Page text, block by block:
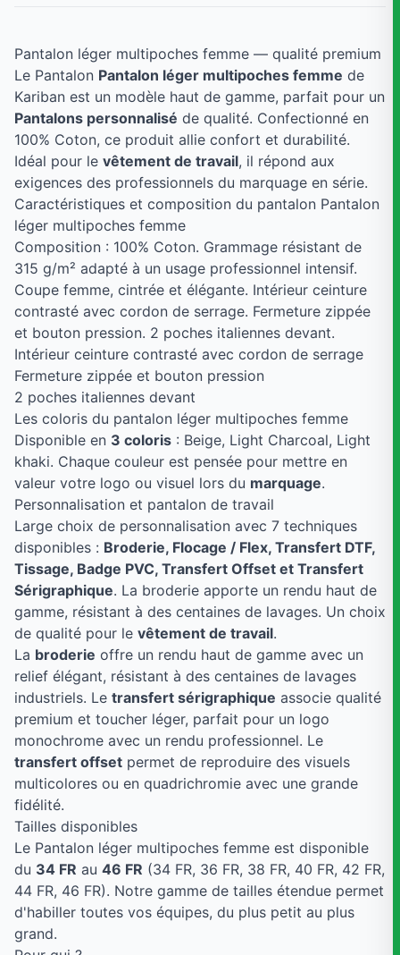
Pantalon léger multipoches femme — qualité premium
Le Pantalon Pantalon léger multipoches femme de
Kariban est un modèle haut de gamme, parfait pour un
Pantalons personnalisé de qualité. Confectionné en
100% Coton, ce produit allie confort et durabilité.
Idéal pour le vêtement de travail, il répond aux
exigences des professionnels du marquage en série.
Caractéristiques et composition du pantalon Pantalon
léger multipoches femme
Composition : 100% Coton. Grammage résistant de
315 g/m² adapté à un usage professionnel intensif.
Coupe femme, cintrée et élégante. Intérieur ceinture
contrasté avec cordon de serrage. Fermeture zippée
et bouton pression. 2 poches italiennes devant.
Intérieur ceinture contrasté avec cordon de serrage
Fermeture zippée et bouton pression
2 poches italiennes devant
Les coloris du pantalon léger multipoches femme
Disponible en 3 coloris : Beige, Light Charcoal, Light
khaki. Chaque couleur est pensée pour mettre en
valeur votre logo ou visuel lors du marquage.
Personnalisation et pantalon de travail
Large choix de personnalisation avec 7 techniques
disponibles : Broderie, Flocage / Flex, Transfert DTF,
Tissage, Badge PVC, Transfert Offset et Transfert
Sérigraphique. La broderie apporte un rendu haut de
gamme, résistant à des centaines de lavages. Un choix
de qualité pour le vêtement de travail.
La broderie offre un rendu haut de gamme avec un
relief élégant, résistant à des centaines de lavages
industriels. Le transfert sérigraphique associe qualité
premium et toucher léger, parfait pour un logo
monochrome avec un rendu professionnel. Le
transfert offset permet de reproduire des visuels
multicolores ou en quadrichromie avec une grande
fidélité.
Tailles disponibles
Le Pantalon léger multipoches femme est disponible
du 34 FR au 46 FR (34 FR, 36 FR, 38 FR, 40 FR, 42 FR,
44 FR, 46 FR). Notre gamme de tailles étendue permet
d'habiller toutes vos équipes, du plus petit au plus
grand.